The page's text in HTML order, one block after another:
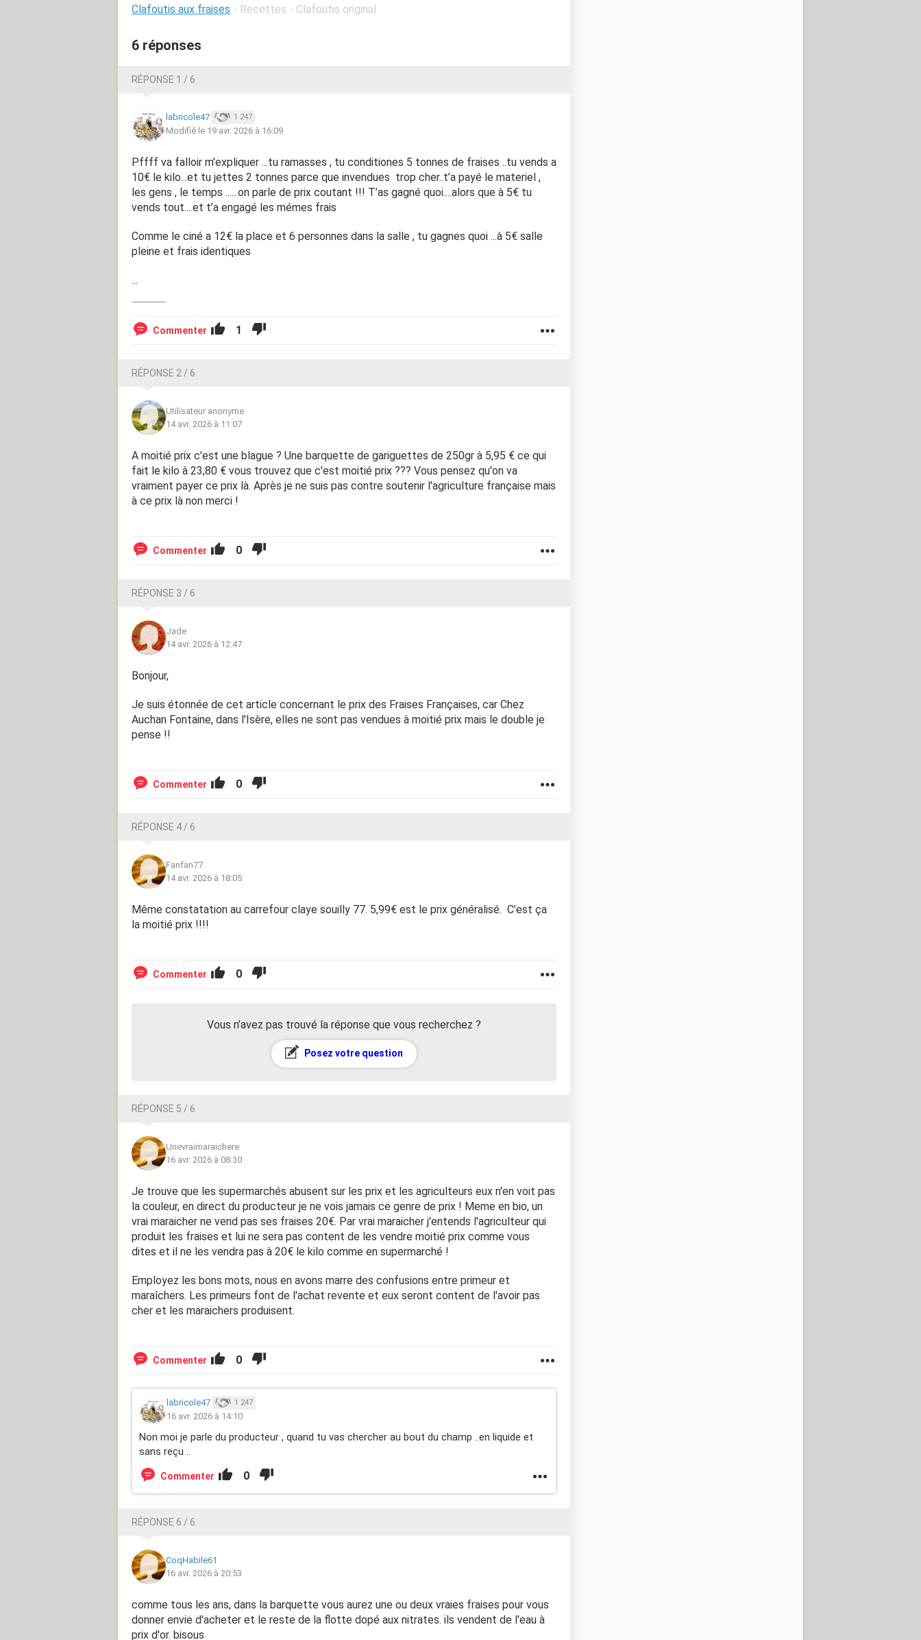
Clafoutis aux fraises - Recettes - Clafoutis original
6 réponses
RÉPONSE 1 / 6
labricole47 1 247
Modifié le 19 avr. 2026 à 16:09
Pffff va falloir m’expliquer ...tu ramasses , tu conditiones 5 tonnes de fraises ..tu vends a
10€ le kilo...et tu jettes 2 tonnes parce que invendues trop cher..t’a payé le materiel ,
les gens , le temps ......on parle de prix coutant !!! T’as gagné quoi....alors que à 5€ tu
vends tout....et t’a engagé les mémes frais
Comme le ciné a 12€ la place et 6 personnes dans la salle , tu gagnes quoi ...à 5€ salle
pleine et frais identiques
...
Commenter 1
RÉPONSE 2 / 6
Utilisateur anonyme
14 avr. 2026 à 11:07
A moitié prix c'est une blague ? Une barquette de gariguettes de 250gr à 5,95 € ce qui
fait le kilo à 23,80 € vous trouvez que c'est moitié prix ??? Vous pensez qu'on va
vraiment payer ce prix là. Après je ne suis pas contre soutenir l'agriculture française mais
à ce prix là non merci !
Commenter 0
RÉPONSE 3 / 6
Jade
14 avr. 2026 à 12:47
Bonjour,
Je suis étonnée de cet article concernant le prix des Fraises Françaises, car Chez
Auchan Fontaine, dans l'Isère, elles ne sont pas vendues à moitié prix mais le double je
pense !!
Commenter 0
RÉPONSE 4 / 6
Fanfan77
14 avr. 2026 à 18:05
Même constatation au carrefour claye souilly 77. 5,99€ est le prix généralisé. C’est ça
la moitié prix !!!!
Commenter 0
Vous n’avez pas trouvé la réponse que vous recherchez ?
Posez votre question
RÉPONSE 5 / 6
Unevraimaraichere
16 avr. 2026 à 08:30
Je trouve que les supermarchés abusent sur les prix et les agriculteurs eux n'en voit pas
la couleur, en direct du producteur je ne vois jamais ce genre de prix ! Meme en bio, un
vrai maraicher ne vend pas ses fraises 20€. Par vrai maraicher j'entends l'agriculteur qui
produit les fraises et lui ne sera pas content de les vendre moitié prix comme vous
dites et il ne les vendra pas à 20€ le kilo comme en supermarché !
Employez les bons mots, nous en avons marre des confusions entre primeur et
maraîchers. Les primeurs font de l'achat revente et eux seront content de l'avoir pas
cher et les maraichers produisent.
Commenter 0
labricole47 1 247
16 avr. 2026 à 14:10
Non moi je parle du producteur , quand tu vas chercher au bout du champ ..en liquide et
sans reçu ..
Commenter 0
RÉPONSE 6 / 6
CoqHabile61
16 avr. 2026 à 20:53
comme tous les ans, dans la barquette vous aurez une ou deux vraies fraises pour vous
donner envie d'acheter et le reste de la flotte dopé aux nitrates. ils vendent de l'eau à
prix d'or. bisous